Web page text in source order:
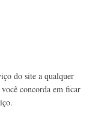
do site a qualquer
concorda em ficar